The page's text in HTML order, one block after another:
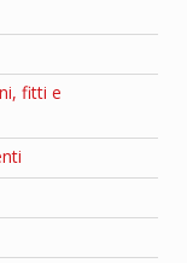
fitti e